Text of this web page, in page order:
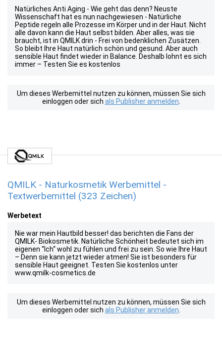
Natürliches Anti Aging - Wie geht das denn? Neuste
Wissenschaft hat es nun nachgewiesen - Natürliche
Peptide regeln alle Prozesse im Körper und in der Haut. Nicht
alle davon kann die Haut selbst bilden. Aber alles, was sie
braucht, ist in QMILK drin - Frei von bedenklichen Zusätzen.
So bleibt Ihre Haut natürlich schön und gesund. Aber auch
sensible Haut findet wieder in Balance. Deshalb lohnt es sich
immer – Testen Sie es kostenlos
Um dieses Werbemittel nutzen zu können, müssen Sie sich
einloggen oder sich als Publisher anmelden
QMILK - Naturkosmetik Werbemittel -
Textwerbemittel (323 Zeichen)
Werbetext
Nie war mein Hautbild besser! das berichten die Fans der
QMILK- Biokosmetik. Natürliche Schönheit bedeutet sich im
eigenen “Ich“ wohl zu fühlen und frei zu sein. So wie Ihre Haut
– Denn sie kann jetzt wieder atmen! Sie ist besonders für
sensible Haut geeignet. Testen Sie kostenlos unter
www.qmilk-cosmetics.de
Um dieses Werbemittel nutzen zu können, müssen Sie sich
einloggen oder sich als Publisher anmelden